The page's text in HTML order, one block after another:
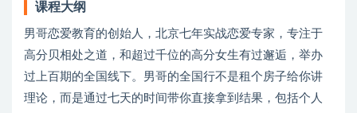
课程大纲
男哥恋爱教育的创始人，北京七年实战恋爱专家，专注于
高分贝相处之道，和超过千位的高分女生有过邂逅，举办
过上百期的全国线下。男哥的全国行不是租个房子给你讲
理论，而是通过七天的时间带你直接拿到结果，包括个人